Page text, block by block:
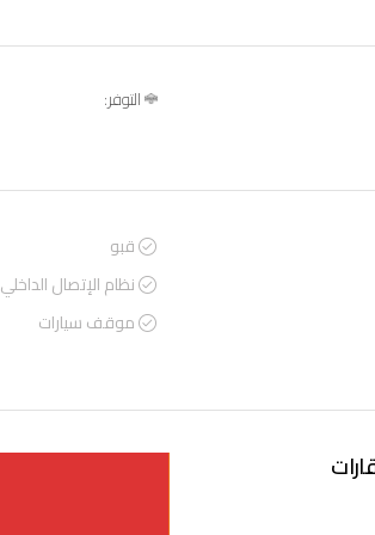
التوفر:
قبو
نظام الإتصال الداخلي
موقف سيارات